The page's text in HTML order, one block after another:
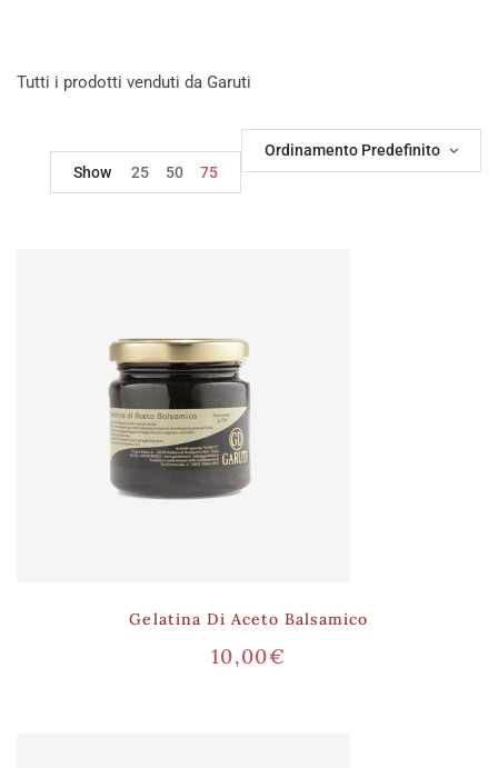
Tutti i prodotti venduti da Garuti
Ordinamento Predefinito
Show
25 50 75
Gelatina Di Aceto Balsamico
10,00€